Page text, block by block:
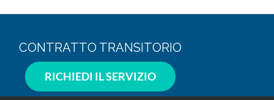
CONTRATTO TRANSITORIO
RICHIEDI IL SERVIZIO